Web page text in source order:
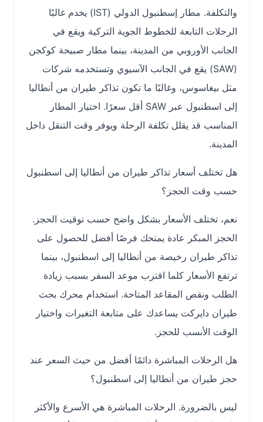
والتكلفة. مطار إسطنبول الدولي (IST) يخدم غالبًا
الرحلات التابعة للخطوط الجوية التركية ويقع في
الجانب الأوروبي من المدينة، بينما مطار صبيحة كوكجن
(SAW) يقع في الجانب الآسيوي وتستخدمه شركات
مثل بيغاسوس، وغالبًا ما تكون تذاكر طيران من أنطاليا
إلى اسطنبول عبر SAW أقل سعرًا. اختيار المطار
المناسب قد يقلل تكلفة الرحلة ويوفر وقت التنقل داخل
المدينة.
هل تختلف أسعار تذاكر طيران من أنطاليا إلى اسطنبول
حسب وقت الحجز؟
نعم، تختلف الأسعار بشكل واضح حسب توقيت الحجز.
الحجز المبكر عادة يمنحك فرصًا أفضل للحصول على
تذاكر طيران رخيصة من أنطاليا إلى اسطنبول، بينما
ترتفع الأسعار كلما اقترب موعد السفر بسبب زيادة
الطلب ونقص المقاعد المتاحة. استخدام محرك بحث
طيران دايركت يساعدك على متابعة التغيرات واختيار
الوقت الأنسب للحجز.
هل الرحلات المباشرة دائمًا أفضل من حيث السعر عند
حجز طيران من أنطاليا إلى اسطنبول؟
ليس بالضرورة. الرحلات المباشرة هي الأسرع والأكثر